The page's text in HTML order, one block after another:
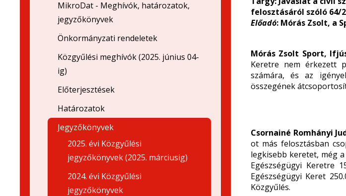
felosztásáról szóló 64/
Előadó: Mórás Zsolt, a
Mórás Zsolt Sport,
Keretre nem érkezett
számára, és az
összegének
Csornainé Romhányi
ot más felosztásban
legkisebb keretet, még
Egészségügyi Keretre
Egészségügyi Keret
Közgyűlés.
MikroDat - Meghívók, határozatok,
jegyzőkönyvek
Önkormányzati rendeletek
Közgyűlési meghívók (2025. június 04-
ig)
Előterjesztések
Határozatok
Jegyzőkönyvek
2025. évi Közgyűlési
jegyzőkönyvek (2025. márciusig)
2024. évi Közgyűlési
jegyzőkönyvek